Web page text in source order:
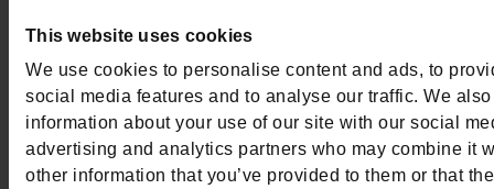
This website uses cookies
We use cookies to personalise content and ads, to
social media features and to analyse our traffic. We
information about your use of our site with our social
advertising and analytics partners who may combine it
other information that you’ve provided to them or that
Contacter le service client
Envoyer un message
Plus d'options de contact